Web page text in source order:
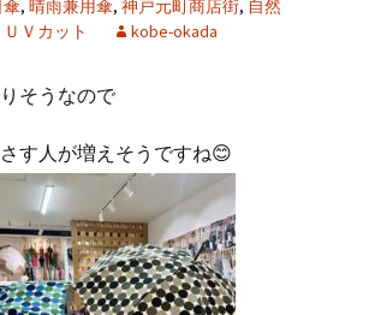
傘, 晴雨兼用傘, 神戸元町商店街, 自然
ＵＶカット kobe-okada
そうなので
す人が増えそうですね😊